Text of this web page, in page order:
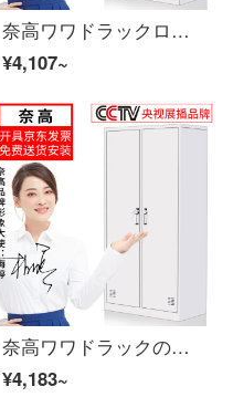
奈高ワワドラックロッカー従業員ロッカー三門ワルタードロブブブ
¥4,107~
奈高ワワドラックのロッカーに鍵をかけて社員用ロッカーを持ってきて、寮のロッカーに換える。
¥4,183~